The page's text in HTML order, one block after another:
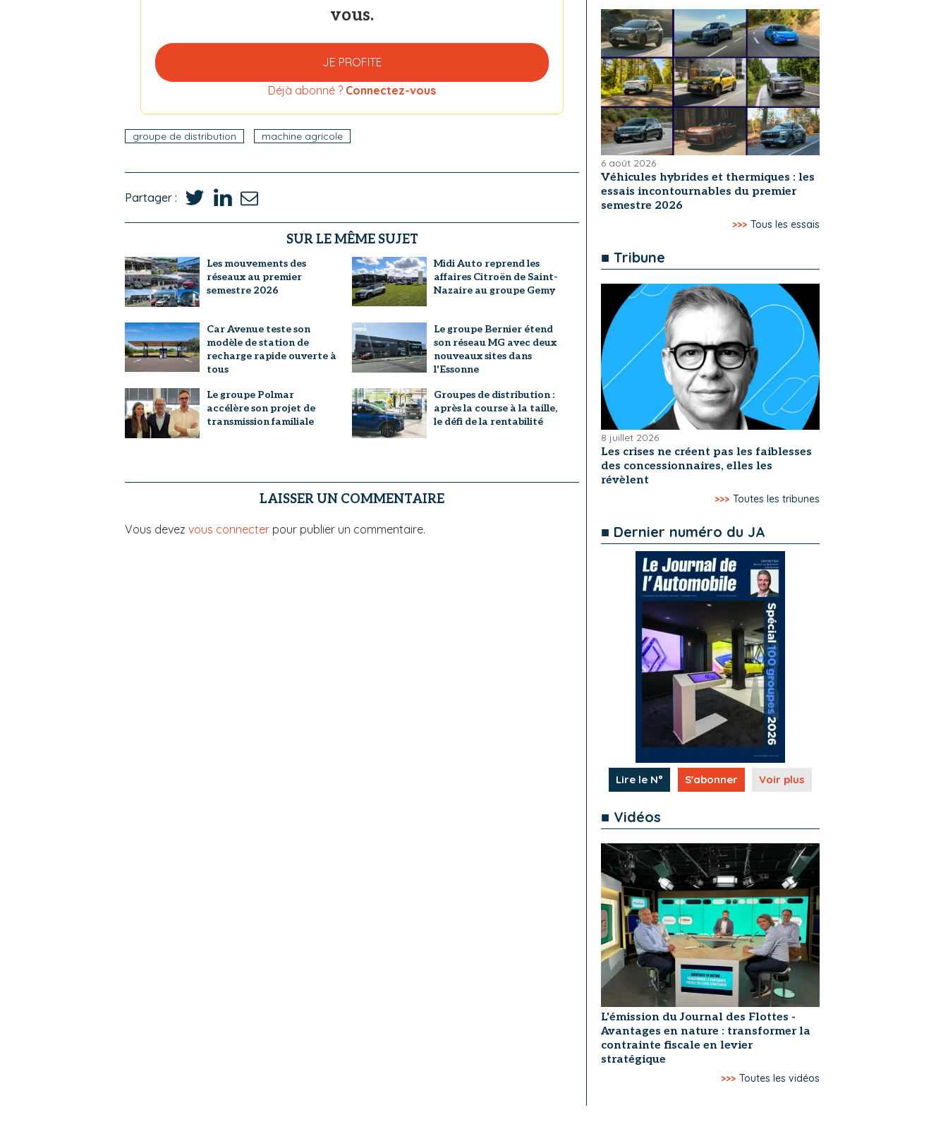
vous.
JE PROFITE
Déjà abonné ? Connectez-vous
groupe de distribution machine agricole
Partager :
SUR LE MÊME SUJET
Les mouvements des
réseaux au premier
semestre 2026
Midi Auto reprend les
affaires Citroën de Saint-
Nazaire au groupe Gemy
Car Avenue teste son
modèle de station de
recharge rapide ouverte à
tous
Le groupe Bernier étend
son réseau MG avec deux
nouveaux sites dans
l'Essonne
Le groupe Polmar
accélère son projet de
transmission familiale
Groupes de distribution :
après la course à la taille,
le défi de la rentabilité
LAISSER UN COMMENTAIRE
Vous devez vous connecter pour publier un commentaire.
6 août 2026
Véhicules hybrides et thermiques : les
essais incontournables du premier
semestre 2026
>>> Tous les essais
■ Tribune
8 juillet 2026
Les crises ne créent pas les faiblesses
des concessionnaires, elles les
révèlent
>>> Toutes les tribunes
■ Dernier numéro du JA
Lire le N° S'abonner Voir plus
■ Vidéos
L'émission du Journal des Flottes -
Avantages en nature : transformer la
contrainte fiscale en levier
stratégique
>>> Toutes les vidéos